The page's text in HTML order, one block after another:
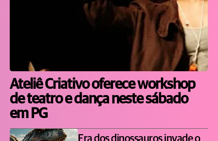
Ateliê Criativo oferece workshop
de teatro e dança neste sábado
em PG